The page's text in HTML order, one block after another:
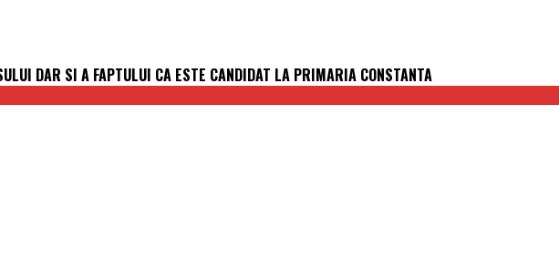
DAR SI A FAPTULUI CA ESTE CANDIDAT LA PRIMARIA CONSTANTA